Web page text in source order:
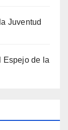
Juventud
Espejo de la